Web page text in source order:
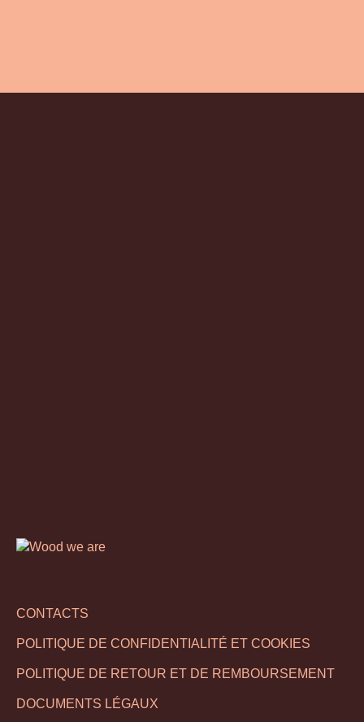
CONTACTS
POLITIQUE DE CONFIDENTIALITÉ ET COOKIES
POLITIQUE DE RETOUR ET DE REMBOURSEMENT
DOCUMENTS LÉGAUX